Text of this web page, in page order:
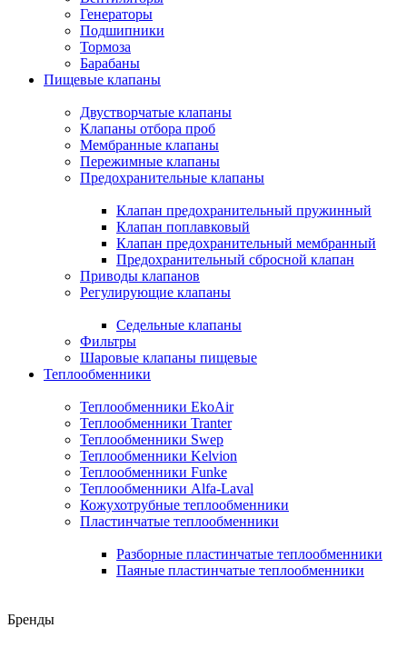
Генераторы
Подшипники
Тормоза
Барабаны
Пищевые клапаны
Двустворчатые клапаны
Клапаны отбора проб
Мембранные клапаны
Пережимные клапаны
Предохранительные клапаны
Клапан предохранительный пружинный
Клапан поплавковый
Клапан предохранительный мембранный
Предохранительный сбросной клапан
Приводы клапанов
Регулирующие клапаны
Седельные клапаны
Фильтры
Шаровые клапаны пищевые
Теплообменники
Теплообменники EkoAir
Теплообменники Tranter
Теплообменники Swep
Теплообменники Kelvion
Теплообменники Funke
Теплообменники Alfa-Laval
Кожухотрубные теплообменники
Пластинчатые теплообменники
Разборные пластинчатые теплообменники
Паяные пластинчатые теплообменники
Бренды